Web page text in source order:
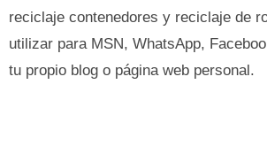
reciclaje contenedores y reciclaje de
utilizar para MSN, WhatsApp,
tu propio blog o página web personal.